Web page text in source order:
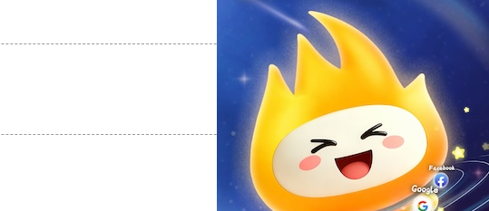
支持
反对 [0]
支持[0] 反对[0]